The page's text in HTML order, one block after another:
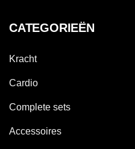
CATEGORIEËN
Kracht
Cardio
Complete sets
Accessoires